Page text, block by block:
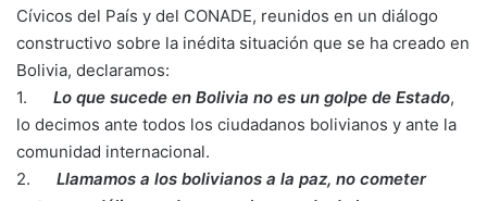
Cívicos del País y del CONADE, reunidos en un diálogo
constructivo sobre la inédita situación que se ha creado en
Bolivia, declaramos:
1.
Lo que sucede en Bolivia no es un golpe de Estado,
lo decimos ante todos los ciudadanos bolivianos y ante la
comunidad internacional.
2. Llamamos a los bolivianos a la paz, no cometer